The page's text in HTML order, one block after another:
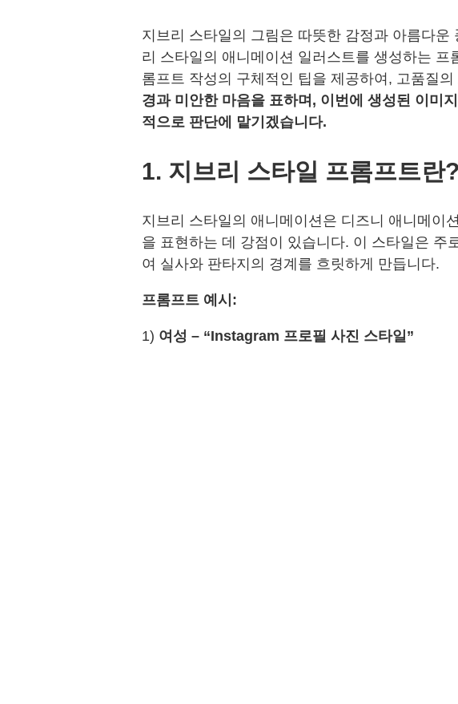
지브리 스타일의 그림은 따뜻한 감정과 아름다
리 스타일의 애니메이션 일러스트를 생성하는
롬프트 작성의 구체적인 팁을 제공하여, 고품질
경과 미안한 마음을 표하며, 이번에 생성된 이미
적으로 판단에 맡기겠습니다.
1. 지브리 스타일 프롬프트란?
지브리 스타일의 애니메이션은 디즈니 애니메이
을 표현하는 데 강점이 있습니다. 이 스타일은
여 실사와 판타지의 경계를 흐릿하게 만듭니다.
프롬프트 예시:
1) 여성 – “Instagram 프로필 사진 스타일”